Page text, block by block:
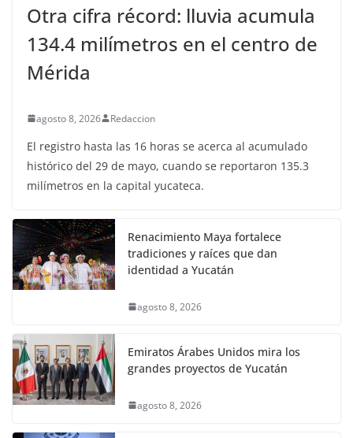
Otra cifra récord: lluvia acumula
134.4 milímetros en el centro de
Mérida
agosto 8, 2026 Redaccion
El registro hasta las 16 horas se acerca al acumulado
histórico del 29 de mayo, cuando se reportaron 135.3
milímetros en la capital yucateca.
Renacimiento Maya fortalece
tradiciones y raíces que dan
identidad a Yucatán
agosto 8, 2026
Emiratos Árabes Unidos mira los
grandes proyectos de Yucatán
agosto 8, 2026